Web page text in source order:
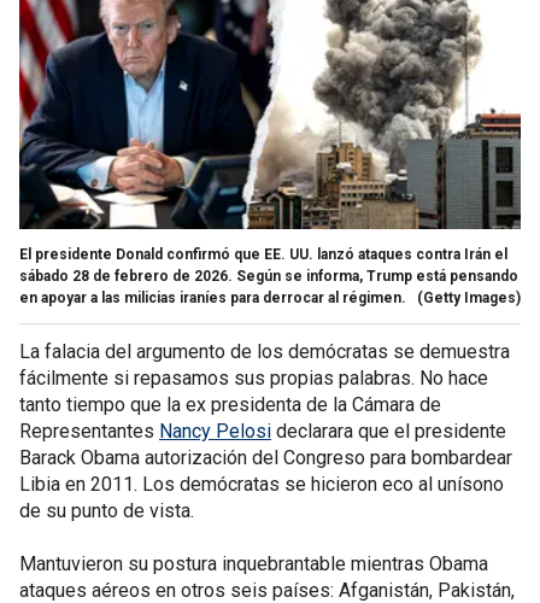
El presidente Donald confirmó que EE. UU. lanzó ataques contra Irán el
sábado 28 de febrero de 2026. Según se informa, Trump está pensando
en apoyar a las milicias iraníes para derrocar al régimen.
(Getty Images)
La falacia del argumento de los demócratas se demuestra
fácilmente si repasamos sus propias palabras. No hace
tanto tiempo que la ex presidenta de la Cámara de
Representantes Nancy Pelosi declarara que el presidente
Barack Obama autorización del Congreso para bombardear
Libia en 2011. Los demócratas se hicieron eco al unísono
de su punto de vista.
Mantuvieron su postura inquebrantable mientras Obama
ataques aéreos en otros seis países: Afganistán, Pakistán,